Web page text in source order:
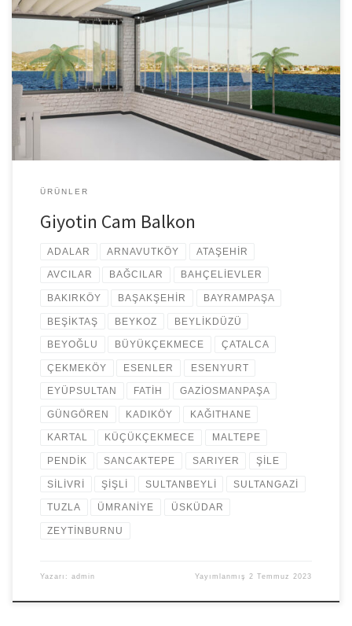
Giyotin Cam Balkon Cam balkon sistemleri ile yaşam alanlarınızı
daha kullanışlı bir hale getirebilirsiniz. Her daim ev veya iş
yerleriniz için profesyonel çözümler istiyorsanız cam balkon
sistemlerini önermekteyiz. Daha iyi bir sonuç elde etmek için
yaptırmak istediğiniz cam balkonun teknik özelliklerini bilmeli ve
bu konuda tecrübeli firmaları tercih etmelisiniz. İstanbul da […]
ÜRÜNLER
Giyotin Cam Balkon
ADALAR ARNAVUTKÖY ATAŞEHİR
AVCILAR BAĞCILAR BAHÇELİEVLER
BAKIRKÖY BAŞAKŞEHİR BAYRAMPAŞA
BEŞİKTAŞ BEYKOZ BEYLİKDÜZÜ
BEYOĞLU BÜYÜKÇEKMECE ÇATALCA
ÇEKMEKÖY ESENLER ESENYURT
EYÜPSULTAN FATİH GAZİOSMANPAŞA
GÜNGÖREN KADIKÖY KAĞITHANE
KARTAL KÜÇÜKÇEKMECE MALTEPE
PENDİK SANCAKTEPE SARIYER ŞİLE
SİLİVRİ ŞİŞLİ SULTANBEYLİ SULTANGAZİ
TUZLA ÜMRANİYE ÜSKÜDAR
ZEYTİNBURNU
Yazarı: admin Yayımlanmış2 Temmuz 2023